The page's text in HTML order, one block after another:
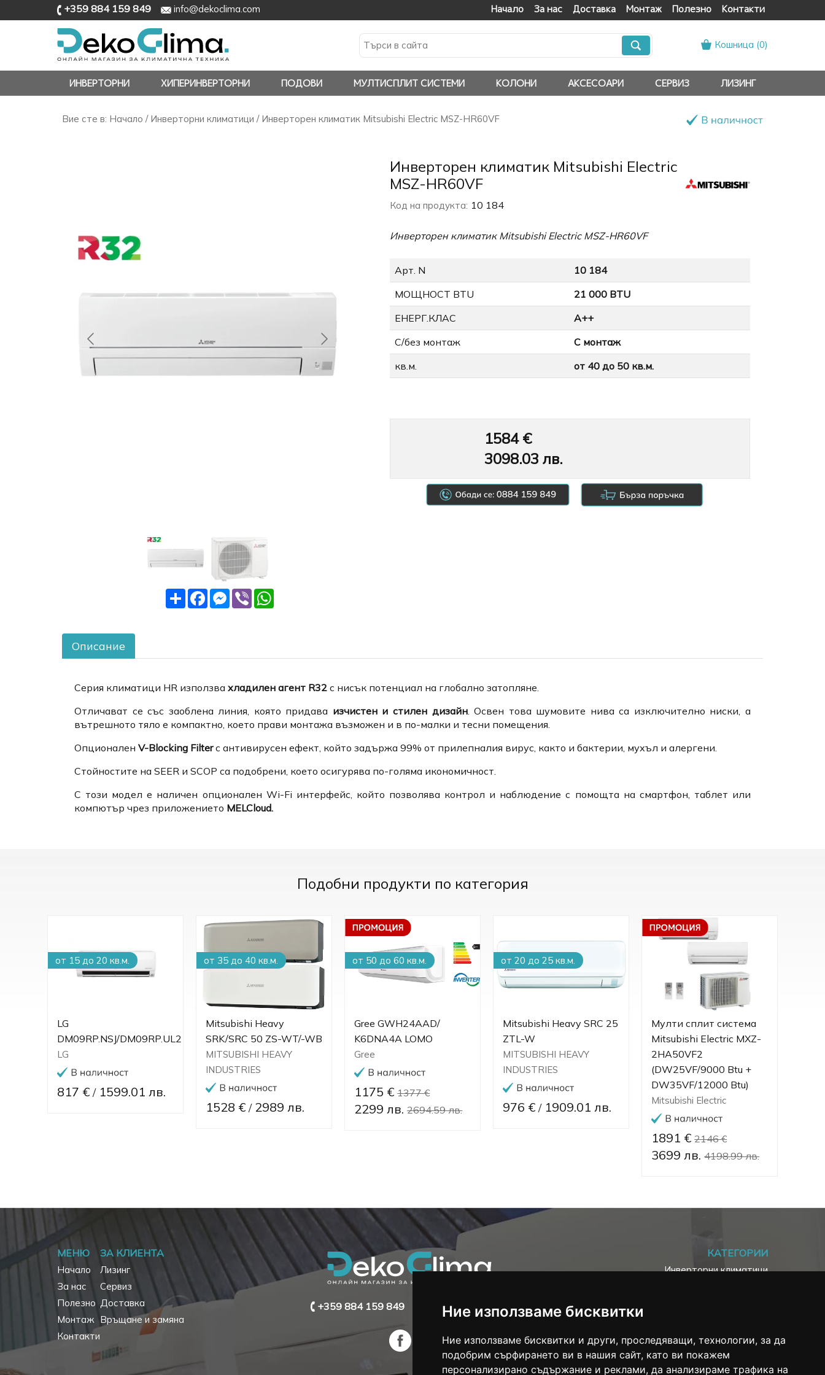
Ние използваме бисквитки
Ние използваме бисквитки и други, проследяващи, технологии, за да
подобрим сърфирането ви в нашия сайт, като ви покажем
персонализирано съдържание и реклами, да анализираме трафика на
+359 884 159 849 info@dekoclima.com Начало За нас Доставка Монтаж Полезно Контакти
Кошница (0)
ИНВЕРТОРНИ ХИПЕРИНВЕРТОРНИ ПОДОВИ МУЛТИСПЛИТ СИСТЕМИ КОЛОНИ АКСЕСОАРИ СЕРВИЗ ЛИЗИНГ
Вие сте в: Начало / Инверторни климатици / Инверторен климатик Mitsubishi Electric MSZ-HR60VF
ShareFacebook
Messenger
ViberWhatsApp
Инверторен климатик Mitsubishi Electric
MSZ-HR60VF
Код на продукта: 10 184
Инверторен климатик Mitsubishi Electric MSZ-HR60VF
Арт. N
10 184
МОЩНОСТ BTU
21 000 BTU
ЕНЕРГ.КЛАС
A++
С/без монтаж
С монтаж
кв.м.
от 40 до 50 кв.м.
1584 €
3098.03 лв.
Описание
Серия климатици HR използва хладилен агент R32 с нисък потенциал на глобално затопляне.
Отличават се със заоблена линия, която придава изчистен и стилен дизайн. Освен това шумовите нива са изключително ниски, а
вътрешното тяло е компактно, което прави монтажа възможен и в по-малки и тесни помещения.
Опционален V-Blocking Filterс антивирусен ефект, който задържа 99% от прилепналия вирус, както и бактерии, мухъл и алергени.
Стойностите на SEER и SCOP са подобрени, което осигурява по-голяма икономичност.
С този модел е наличен опционален Wi-Fi интерфейс, който позволява контрол и наблюдение с помощта на смартфон, таблет или
компютър чрез приложението MELCloud.
Подобни продукти по категория
от 15 до 20 кв.м.
LG
DM09RP.NSJ/DM09RP.UL2
LG
817 €/ 1599.01 лв.
от 35 до 40 кв.м.
Mitsubishi Heavy
SRK/SRC 50 ZS-WT/-WB
MITSUBISHI HEAVY
INDUSTRIES
1528 €/ 2989 лв.
от 50 до 60 кв.м.
Gree GWH24AAD/
K6DNA4A LOMO
Gree
1175 € 1377 €
2299 лв. 2694.59 лв.
от 20 до 25 кв.м.
Mitsubishi Heavy SRC 25
ZTL-W
MITSUBISHI HEAVY
INDUSTRIES
976 €/ 1909.01 лв.
Мулти сплит система
Mitsubishi Electric MXZ-
2HA50VF2
(DW25VF/9000 Btu +
DW35VF/12000 Btu)
Mitsubishi Electric
1891 € 2146 €
3699 лв. 4198.99 лв.
МЕНЮ
Начало
За нас
Полезно
Монтаж
Контакти
ЗА КЛИЕНТА
Лизинг
Сервиз
Доставка
Връщане и замяна
+359 884 159 849 info@dekoclima.com
КАТЕГОРИИ
Инверторни климатици
Колони
Аксесоари